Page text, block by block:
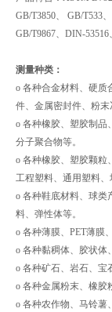
GB/T3850、 GB/T533
GB/T9867、DIN-
测量种类：
o 各种合金材料、硬质
件、金属密封件、粉末
o 各种橡胶、塑胶制品
分子聚合物等。
o 各种橡胶、塑胶颗粒
工程塑料、通用塑料、
o 各种鞋底材料、球类
料、弹性体等。
o 各种薄膜、PET薄膜
o 各种黏稠体、胶状体
o 各种矿石、岩石、宝
o 各种金属粉末、橡胶
o 各种农作物、马铃薯